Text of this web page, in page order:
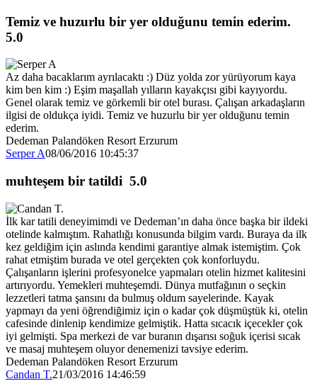
Temiz ve huzurlu bir yer olduğunu temin ederim.
5.0
Az daha bacaklarım ayrılacaktı :) Düz yolda zor yürüyorum kaya
kim ben kim :) Eşim maşallah yılların kayakçısı gibi kayıyordu.
Genel olarak temiz ve görkemli bir otel burası. Çalışan arkadaşların
ilgisi de oldukça iyidi. Temiz ve huzurlu bir yer olduğunu temin
ederim.
Dedeman Palandöken Resort Erzurum
Serper A08/06/2016 10:45:37
muhteşem bir tatildi 5.0
İlk kar tatili deneyimimdi ve Dedeman’ın daha önce başka bir ildeki
otelinde kalmıştım. Rahatlığı konusunda bilgim vardı. Buraya da ilk
kez geldiğim için aslında kendimi garantiye almak istemiştim. Çok
rahat etmiştim burada ve otel gerçekten çok konforluydu.
Çalışanların işlerini profesyonelce yapmaları otelin hizmet kalitesini
artırıyordu. Yemekleri muhteşemdi. Dünya mutfağının o seçkin
lezzetleri tatma şansını da bulmuş oldum sayelerinde. Kayak
yapmayı da yeni öğrendiğimiz için o kadar çok düşmüştük ki, otelin
cafesinde dinlenip kendimize gelmiştik. Hatta sıcacık içecekler çok
iyi gelmişti. Spa merkezi de var buranın dışarısı soğuk içerisi sıcak
ve masaj muhteşem oluyor denemenizi tavsiye ederim.
Dedeman Palandöken Resort Erzurum
Candan T.21/03/2016 14:46:59